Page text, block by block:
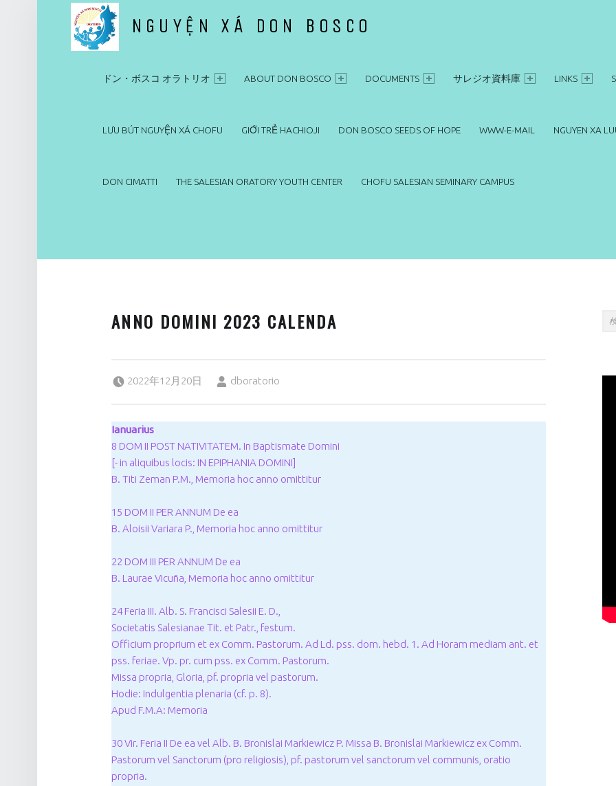
NGUYỆN XÁ DON BOSCO
PRIMARY MENU
ドン・ボスコ オラトリオ ABOUT DON BOSCO DOCUMENTS サレジオ資料庫 LINKS
LƯU BÚT NGUYỆN XÁ CHOFU GIỚI TRẺ HACHIOJI DON BOSCO SEEDS OF HOPE WWW-E-MAIL NGUYEN XA
DON CIMATTI THE SALESIAN ORATORY YOUTH CENTER CHOFU SALESIAN SEMINARY CAMPUS
ANNO DOMINI 2023 CALENDA
2022年12月20日 dboratorio
Ianuarius
8 DOM II POST NATIVITATEM. In Baptismate Domini
[- in aliquibus locis: IN EPIPHANIA DOMINI]
B. Titi Zeman P.M., Memoria hoc anno omittitur
15 DOM II PER ANNUM De ea
B. Aloisii Variara P., Memoria hoc anno omittitur
22 DOM III PER ANNUM De ea
B. Laurae Vicuña, Memoria hoc anno omittitur
24 Feria III. Alb. S. Francisci Salesii E. D.,
Societatis Salesianae Tit. et Patr., festum.
Officium proprium et ex Comm. Pastorum. Ad Ld. pss. dom. hebd. 1. Ad Horam mediam ant. et
pss. feriae. Vp. pr. cum pss. ex Comm. Pastorum.
Missa propria, Gloria, pf. propria vel pastorum.
Hodie: Indulgentia plenaria (cf. p. 8).
Apud F.M.A: Memoria
30 Vir. Feria II De ea vel Alb. B. Bronislai Markiewicz P. Missa B. Bronislai Markiewicz ex Comm.
Pastorum vel Sanctorum (pro religiosis), pf. pastorum vel sanctorum vel communis, oratio
propria.